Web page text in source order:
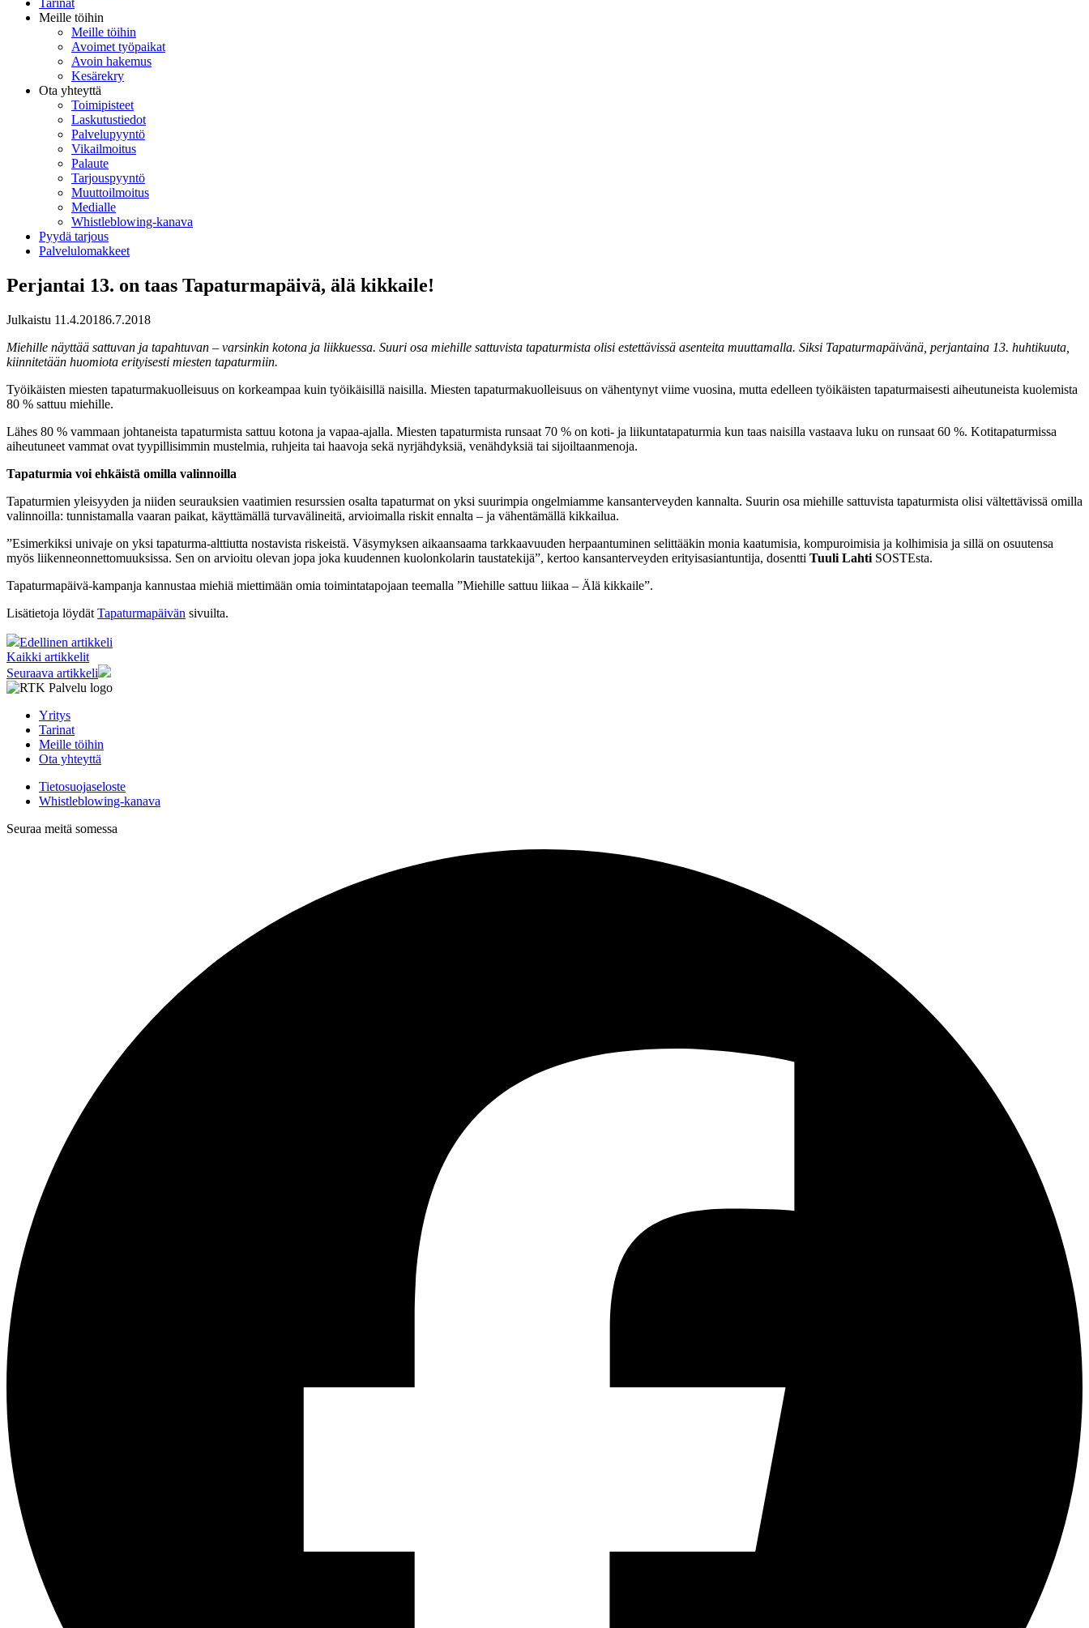
Tarinat
Meille töihin
Meille töihin
Avoimet työpaikat
Avoin hakemus
Kesärekry
Ota yhteyttä
Toimipisteet
Laskutustiedot
Palvelupyyntö
Vikailmoitus
Palaute
Tarjouspyyntö
Muuttoilmoitus
Medialle
Whistleblowing-kanava
Pyydä tarjous
Palvelulomakkeet
Perjantai 13. on taas Tapaturmapäivä, älä kikkaile!
Julkaistu 11.4.20186.7.2018
Miehille näyttää sattuvan ja tapahtuvan – varsinkin kotona ja liikkuessa. Suuri osa miehille sattuvista tapaturmista olisi estettävissä asenteita muuttamalla. Siksi Tapaturmapäivänä, perjantaina 13. huhtikuuta,
kiinnitetään huomiota erityisesti miesten tapaturmiin.
Työikäisten miesten tapaturmakuolleisuus on korkeampaa kuin työikäisillä naisilla. Miesten tapaturmakuolleisuus on vähentynyt viime vuosina, mutta edelleen työikäisten tapaturmaisesti aiheutuneista kuolemista
80 % sattuu miehille.
Lähes 80 % vammaan johtaneista tapaturmista sattuu kotona ja vapaa-ajalla. Miesten tapaturmista runsaat 70 % on koti- ja liikuntatapaturmia kun taas naisilla vastaava luku on runsaat 60 %. Kotitapaturmissa
aiheutuneet vammat ovat tyypillisimmin mustelmia, ruhjeita tai haavoja sekä nyrjähdyksiä, venähdyksiä tai sijoiltaanmenoja.
Tapaturmia voi ehkäistä omilla valinnoilla
Tapaturmien yleisyyden ja niiden seurauksien vaatimien resurssien osalta tapaturmat on yksi suurimpia ongelmiamme kansanterveyden kannalta. Suurin osa miehille sattuvista tapaturmista olisi vältettävissä omilla
valinnoilla: tunnistamalla vaaran paikat, käyttämällä turvavälineitä, arvioimalla riskit ennalta – ja vähentämällä kikkailua.
”Esimerkiksi univaje on yksi tapaturma-alttiutta nostavista riskeistä. Väsymyksen aikaansaama tarkkaavuuden herpaantuminen selittääkin monia kaatumisia, kompuroimisia ja kolhimisia ja sillä on osuutensa
myös liikenneonnettomuuksissa. Sen on arvioitu olevan jopa joka kuudennen kuolonkolarin taustatekijä”, kertoo kansanterveyden erityisasiantuntija, dosentti Tuuli Lahti SOSTEsta.
Tapaturmapäivä-kampanja kannustaa miehiä miettimään omia toimintatapojaan teemalla ”Miehille sattuu liikaa – Älä kikkaile”.
Lisätietoja löydät Tapaturmapäivän sivuilta.
Edellinen artikkeli
Kaikki artikkelit
Seuraava artikkeli
Yritys
Tarinat
Meille töihin
Ota yhteyttä
Tietosuojaseloste
Whistleblowing-kanava
Seuraa meitä somessa